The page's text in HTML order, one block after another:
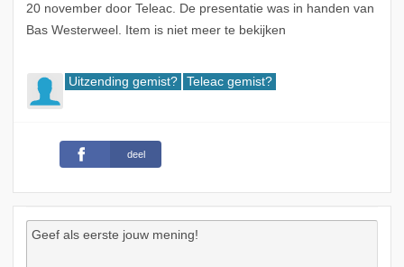
20 november door Teleac. De presentatie was in handen van
Bas Westerweel. Item is niet meer te bekijken
Uitzending gemist? Teleac gemist?
deel